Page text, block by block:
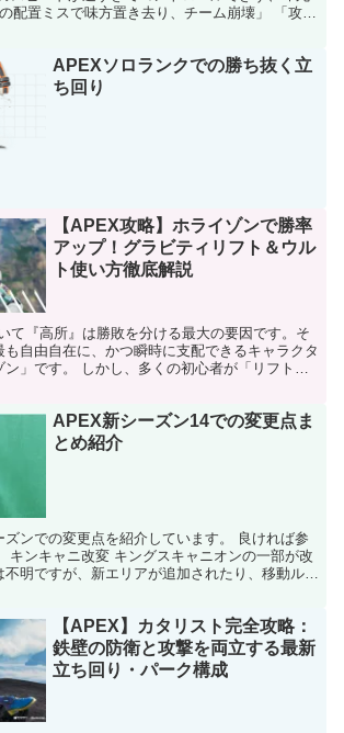
配置ミスで味方置き去り、チーム崩壊」 「攻め
APEXソロランクでの勝ち抜く立
ち回り
【APEX攻略】ホライゾンで勝率
アップ！グラビティリフト＆ウル
ト使い方徹底解説
て『高所』は勝敗を分ける最大の要因です。そ
も自由自在に、かつ瞬時に支配できるキャラクタ
ン」です。 しかし、多くの初心者が「リフトで
APEX新シーズン14での変更点ま
とめ紹介
ズンでの変更点を紹介しています。 良ければ参
キンキャニ改変 キングスキャニオンの一部が改
明ですが、新エリアが追加されたり、移動ルー
【APEX】カタリスト完全攻略：
鉄壁の防衛と攻撃を両立する最新
立ち回り・パーク構成